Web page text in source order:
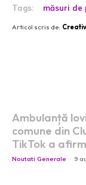
Tags: măsuri de
Articol scris de:
Ambulanță
comune din
TikTok a
Noutati Generale 9